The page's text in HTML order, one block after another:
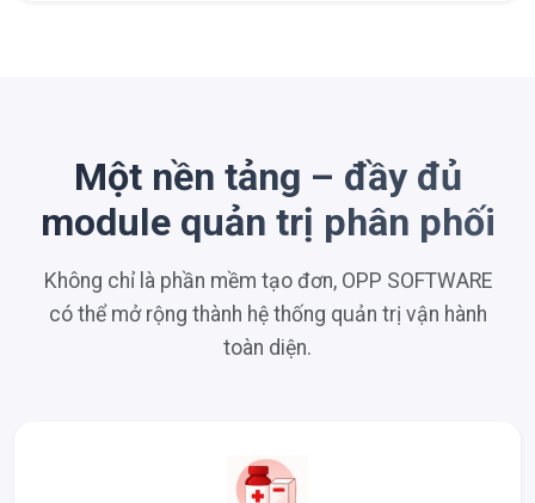
Một nền tảng – đầy đủ
module quản trị phân phối
Không chỉ là phần mềm tạo đơn, OPP SOFTWARE
có thể mở rộng thành hệ thống quản trị vận hành
toàn diện.